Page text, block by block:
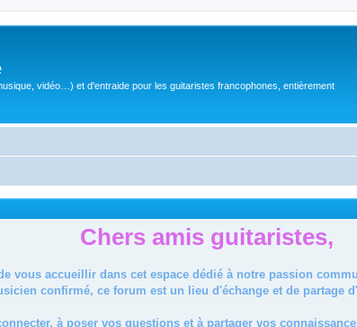
vidéo…) et d'entraide pour les guitaristes francophones, entièrement
Chers amis guitaristes,
vous accueillir dans cet espace dédié à notre passion
confirmé, ce forum est un lieu d'échange et de partage
à poser vos questions et à partager vos